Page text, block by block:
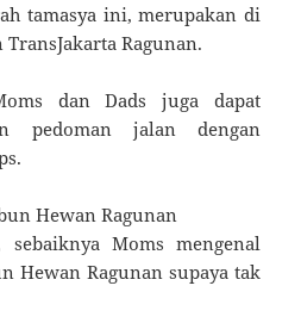
tamasya ini, merupakan di
Ragunan.
dan Dads juga dapat
pedoman jalan dengan
Hewan Ragunan
Moms mengenal
Hewan Ragunan supaya tak